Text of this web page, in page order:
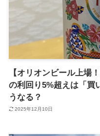
【オリオンビール上場
の利回り5%超えは「買
うなる？
2025年12月10日